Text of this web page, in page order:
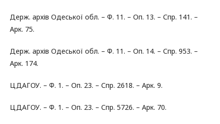
Держ. архів Одеської обл. – Ф. 11. – Оп. 13. – Спр. 141. –
Арк. 75.
Держ. архів Одеської обл. – Ф. 11. – Оп. 14. – Спр. 953. –
Арк. 174.
ЦДАГОУ. – Ф. 1. – Оп. 23. – Спр. 2618. – Арк. 9.
ЦДАГОУ. – Ф. 1. – Оп. 23. – Спр. 5726. – Арк. 70.